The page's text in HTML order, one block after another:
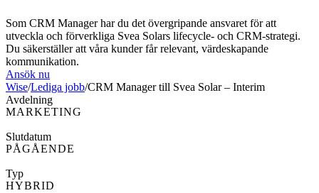
Som CRM Manager har du det övergripande ansvaret för att
utveckla och förverkliga Svea Solars lifecycle- och CRM-strategi.
Du säkerställer att våra kunder får relevant, värdeskapande
kommunikation.
Ansök nu
Wise/Lediga jobb/CRM Manager till Svea Solar – Interim
Avdelning
MARKETING
Slutdatum
PÅGÅENDE
Typ
HYBRID